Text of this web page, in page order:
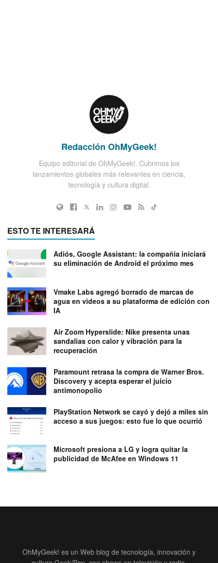
Redacción OhMyGeek!
Equipo editorial de OhMyGeek!. Cubrimos los
lanzamientos globales más relevantes en ciencia,
tecnología y cultura digital.
ESTO TE INTERESARÁ
Adiós, Google Assistant: la compañía iniciará
su eliminación de Android el próximo mes
Vmake Labs agregó borrado de marcas de
agua en videos a su plataforma de edición con
IA
Air Zoom Hyperslide: Nike presenta unas
sandalias con calor y vibración para la
recuperación
Paramount retrasa la compra de Warner Bros.
Discovery y acepta esperar el juicio
antimonopolio
PlayStation Network se cayó y dejó a miles sin
acceso a sus juegos: esto fue lo que ocurrió
Microsoft presiona a LG y logra quitar la
publicidad de McAfee en Windows 11
OhMyGeek! es un Web blog de tecnología, innovación y